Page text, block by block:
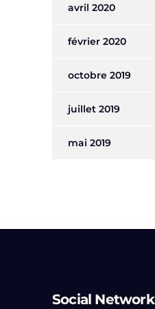
avril 2020
février 2020
octobre 2019
juillet 2019
mai 2019
Social Network